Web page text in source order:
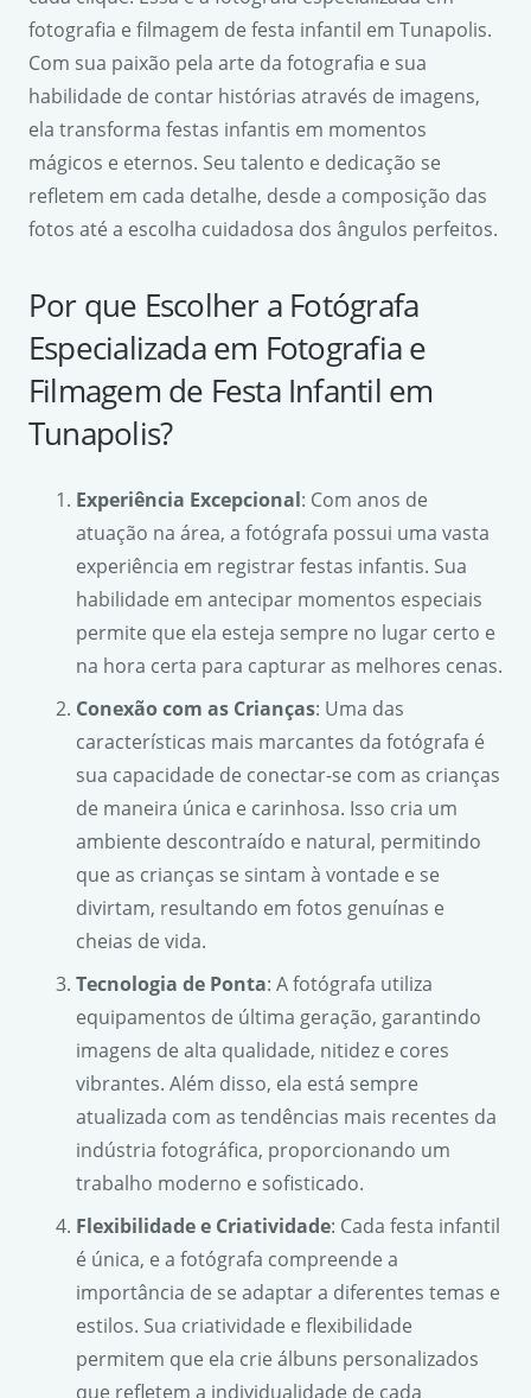
fotografia e filmagem de festa infantil em Tunapolis.
Com sua paixão pela arte da fotografia e sua
habilidade de contar histórias através de imagens,
ela transforma festas infantis em momentos
mágicos e eternos. Seu talento e dedicação se
refletem em cada detalhe, desde a composição das
fotos até a escolha cuidadosa dos ângulos perfeitos.
Por que Escolher a Fotógrafa
Especializada em Fotografia e
Filmagem de Festa Infantil em
Tunapolis?
Experiência Excepcional: Com anos de
atuação na área, a fotógrafa possui uma vasta
experiência em registrar festas infantis. Sua
habilidade em antecipar momentos especiais
permite que ela esteja sempre no lugar certo e
na hora certa para capturar as melhores cenas.
Conexão com as Crianças: Uma das
características mais marcantes da fotógrafa é
sua capacidade de conectar-se com as crianças
de maneira única e carinhosa. Isso cria um
ambiente descontraído e natural, permitindo
que as crianças se sintam à vontade e se
divirtam, resultando em fotos genuínas e
cheias de vida.
Tecnologia de Ponta: A fotógrafa utiliza
equipamentos de última geração, garantindo
imagens de alta qualidade, nitidez e cores
vibrantes. Além disso, ela está sempre
atualizada com as tendências mais recentes da
indústria fotográfica, proporcionando um
trabalho moderno e sofisticado.
Flexibilidade e Criatividade: Cada festa infantil
é única, e a fotógrafa compreende a
importância de se adaptar a diferentes temas e
estilos. Sua criatividade e flexibilidade
permitem que ela crie álbuns personalizados
que refletem a individualidade de cada